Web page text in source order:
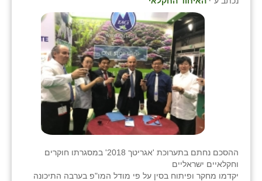
ההסכם נחתם בתערוכת 'אגריטך 2018' במסגרתו חוקרים
וחקלאיים ישראליים
יקדמו מחקר ופיתוח בסין על פי מודל המו"פ בערבה התיכונה